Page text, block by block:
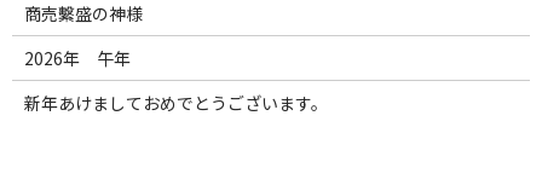
商売繫盛の神様
2026年 午年
新年あけましておめでとうございます。